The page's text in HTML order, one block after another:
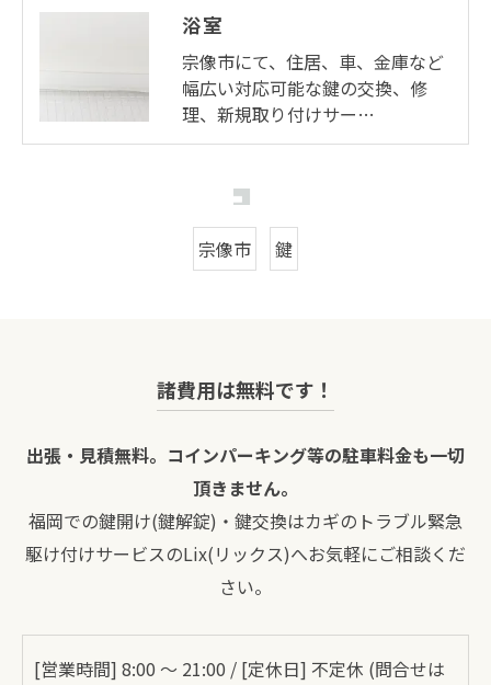
浴室
宗像市にて、住居、車、金庫など
幅広い対応可能な鍵の交換、修
理、新規取り付けサー…
宗像市 鍵
諸費用は無料です！
出張・見積無料。コインパーキング等の駐車料金も一切
頂きません。
福岡での鍵開け(鍵解錠)・鍵交換はカギのトラブル緊急
駆け付けサービスのLix(リックス)へお気軽にご相談くだ
さい。
[営業時間] 8:00 〜 21:00 / [定休日] 不定休 (問合せは